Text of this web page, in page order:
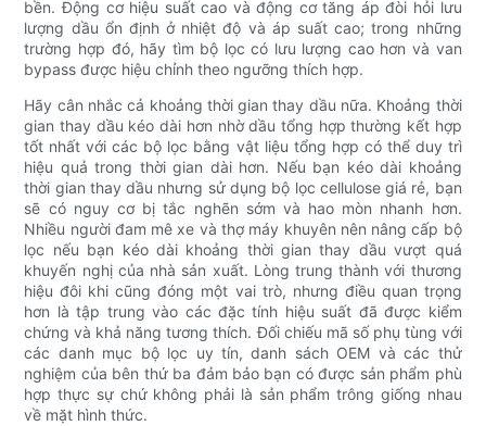
bền. Động cơ hiệu suất cao và động cơ tăng áp đòi hỏi lưu
lượng dầu ổn định ở nhiệt độ và áp suất cao; trong những
trường hợp đó, hãy tìm bộ lọc có lưu lượng cao hơn và van
bypass được hiệu chỉnh theo ngưỡng thích hợp.
Hãy cân nhắc cả khoảng thời gian thay dầu nữa. Khoảng thời
gian thay dầu kéo dài hơn nhờ dầu tổng hợp thường kết hợp
tốt nhất với các bộ lọc bằng vật liệu tổng hợp có thể duy trì
hiệu quả trong thời gian dài hơn. Nếu bạn kéo dài khoảng
thời gian thay dầu nhưng sử dụng bộ lọc cellulose giá rẻ, bạn
sẽ có nguy cơ bị tắc nghẽn sớm và hao mòn nhanh hơn.
Nhiều người đam mê xe và thợ máy khuyên nên nâng cấp bộ
lọc nếu bạn kéo dài khoảng thời gian thay dầu vượt quá
khuyến nghị của nhà sản xuất. Lòng trung thành với thương
hiệu đôi khi cũng đóng một vai trò, nhưng điều quan trọng
hơn là tập trung vào các đặc tính hiệu suất đã được kiểm
chứng và khả năng tương thích. Đối chiếu mã số phụ tùng với
các danh mục bộ lọc uy tín, danh sách OEM và các thử
nghiệm của bên thứ ba đảm bảo bạn có được sản phẩm phù
hợp thực sự chứ không phải là sản phẩm trông giống nhau
về mặt hình thức.